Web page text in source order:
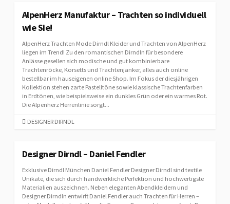
E
O
R
I
E
S
AlpenHerz Manufaktur – Trachten so individuell
wie Sie!
AlpenHerz Trachten Mode Dirndl Kleider und Trachten von AlpenHerz
liegen im Trend! Zu den romantischen Dirndln für besondere
Anlässe gesellen sich modische und gut kombinierbare
Trachtenröcke, Korsetts und Trachtenjanker, alles auch online
bestellbar im hauseigenen online Shop. Im Fokus der diesjährigen
Kollektion stehen zarte Pastelltöne sowie klassische Trachtenfarben
in Erdtönen, wie beispielsweise ein dunkles Grün oder ein warmes Rot.
Die Alpenherz Herrenlinie sorgt...
C
E
O
R
I
E
DESIGNER DIRNDL
Designer Dirndl – Daniel Fendler
Exklusive Dirndl München Daniel Fendler Designer Dirndl sind textile
Unikate, die sich durch handwerkliche Perfektion und hochwertigste
Materialien auszeichnen. Neben eleganten Abendkleidern und
Designer Dirndln entwirft Daniel Fendler auch Trachten für Herren –